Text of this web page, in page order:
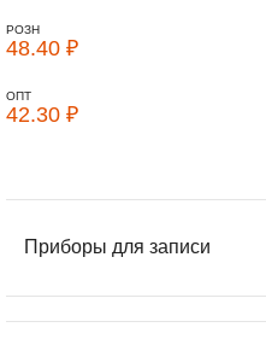
РОЗН
48.40 ₽
ОПТ
42.30 ₽
Приборы для записи